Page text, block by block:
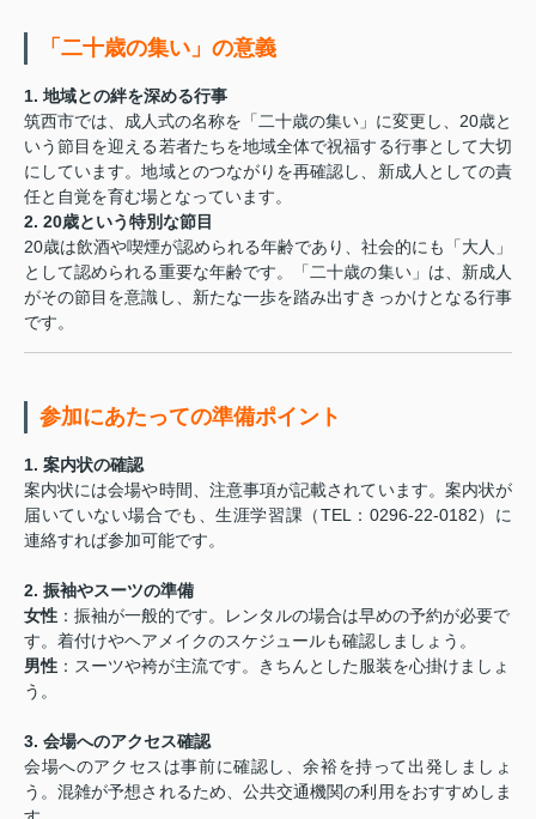
「二十歳の集い」の意義
1. 地域との絆を深める行事
筑西市では、成人式の名称を「二十歳の集い」に変更し、20歳と
いう節目を迎える若者たちを地域全体で祝福する行事として大切
にしています。地域とのつながりを再確認し、新成人としての責
任と自覚を育む場となっています。
2. 20歳という特別な節目
20歳は飲酒や喫煙が認められる年齢であり、社会的にも「大人」
として認められる重要な年齢です。「二十歳の集い」は、新成人
がその節目を意識し、新たな一歩を踏み出すきっかけとなる行事
です。
参加にあたっての準備ポイント
1. 案内状の確認
案内状には会場や時間、注意事項が記載されています。案内状が
届いていない場合でも、生涯学習課（TEL：0296-22-0182）に
連絡すれば参加可能です。
2. 振袖やスーツの準備
女性 ：振袖が一般的です。レンタルの場合は早めの予約が必要で
す。着付けやヘアメイクのスケジュールも確認しましょう。
男性 ：スーツや袴が主流です。きちんとした服装を心掛けましょ
う。
3. 会場へのアクセス確認
会場へのアクセスは事前に確認し、余裕を持って出発しましょ
う。混雑が予想されるため、公共交通機関の利用をおすすめしま